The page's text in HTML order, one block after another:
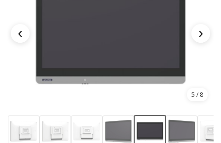
‹ ›
5 / 8